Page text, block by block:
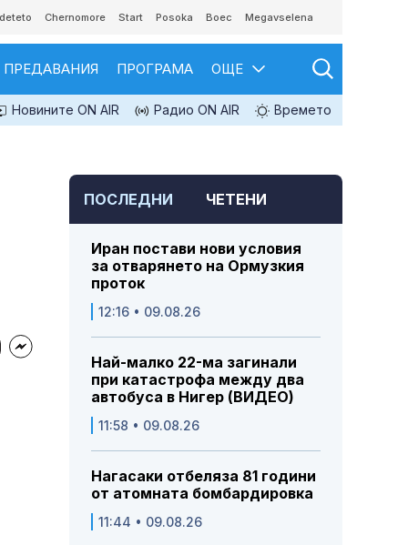
Chernomore Start Posoka Boec Megavselena
ПРЕДАВАНИЯ ПРОГРАМА ОЩЕ
Новините ON AIR Радио ON AIR Времето
ПОСЛЕДНИ ЧЕТЕНИ
Иран постави нови условия
за отварянето на Ормузкия
проток
12:16 • 09.08.26
Най-малко 22-ма загинали
при катастрофа между два
автобуса в Нигер (ВИДЕО)
11:58 • 09.08.26
Нагасаки отбеляза 81 години
от атомната бомбардировка
11:44 • 09.08.26